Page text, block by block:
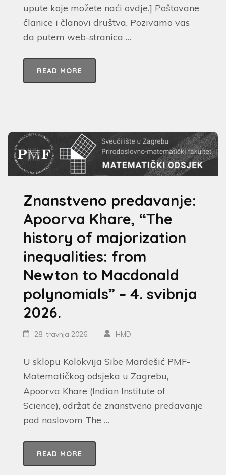
upute koje možete naći ovdje.] Poštovane
članice i članovi društva, Pozivamo vas
da putem web-stranica …
READ MORE
Znanstveno predavanje:
Apoorva Khare, “The
history of majorization
inequalities: from
Newton to Macdonald
polynomials” – 4. svibnja
2026.
28. travnja 2026. HMD
U sklopu Kolokvija Sibe Mardešić PMF-
Matematičkog odsjeka u Zagrebu,
Apoorva Khare (Indian Institute of
Science), održat će znanstveno predavanje
pod naslovom The …
READ MORE